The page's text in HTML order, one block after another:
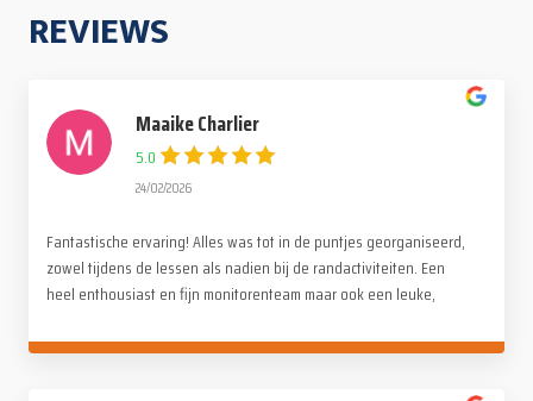
REVIEWS
Maaike Charlier
5.0
24/02/2026
Fantastische ervaring! Alles was tot in de puntjes georganiseerd,
zowel tijdens de lessen als nadien bij de randactiviteiten. Een
heel enthousiast en fijn monitorenteam maar ook een leuke,
dankjewel voor deze onvergetelijke reis!